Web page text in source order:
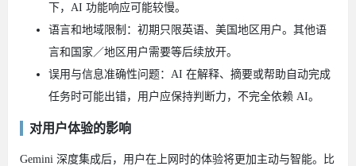
下，AI 功能响应可能较慢。
语言和地域限制：初期只限英语、美国地区用户。其他语
言和国家／地区用户需要等后续放开。
误用与信息准确性问题：AI 在解释、摘要或帮助自动完成
任务时可能出错，用户应保持判断力，不完全依赖 AI。
对用户体验的影响
Gemini 深度集成后，用户在上网时的体验将更加主动与智能。比